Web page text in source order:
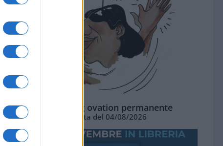
La standing ovation permanente
Vignetta del 04/08/2026